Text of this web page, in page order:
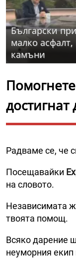
Български
малко
камъни
достигнат
Радваме се, че
Посещавайки
на словото.
Независимата
твоята помощ.
Всяко дарение
неуморния екип